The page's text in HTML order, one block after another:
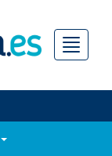
Menú